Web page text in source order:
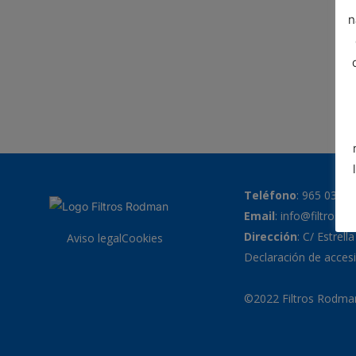
Aviso legalCookies
Teléfono: 965 038
Email:
Dirección: C/
Declaración de
©2022 Filtros